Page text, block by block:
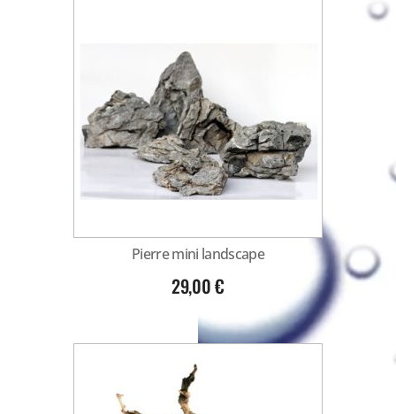
Pierre mini landscape
29,00€